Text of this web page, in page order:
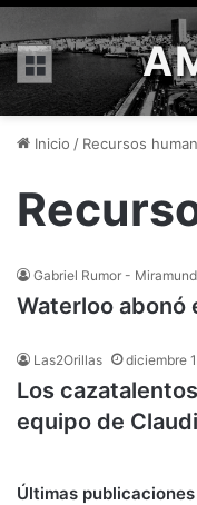
Menú
Inicio / Recursos
Gabriel Rumor -
Waterloo abonó
Las2Orillas diciembre
Los
equipo de
Últimas publicaciones